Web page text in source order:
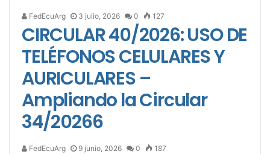
FedEcuArg 3 julio, 2026 0 127
CIRCULAR 40/2026: USO DE
TELÉFONOS CELULARES Y
AURICULARES –
Ampliando la Circular
34/20266
FedEcuArg 9 junio, 2026 0 187